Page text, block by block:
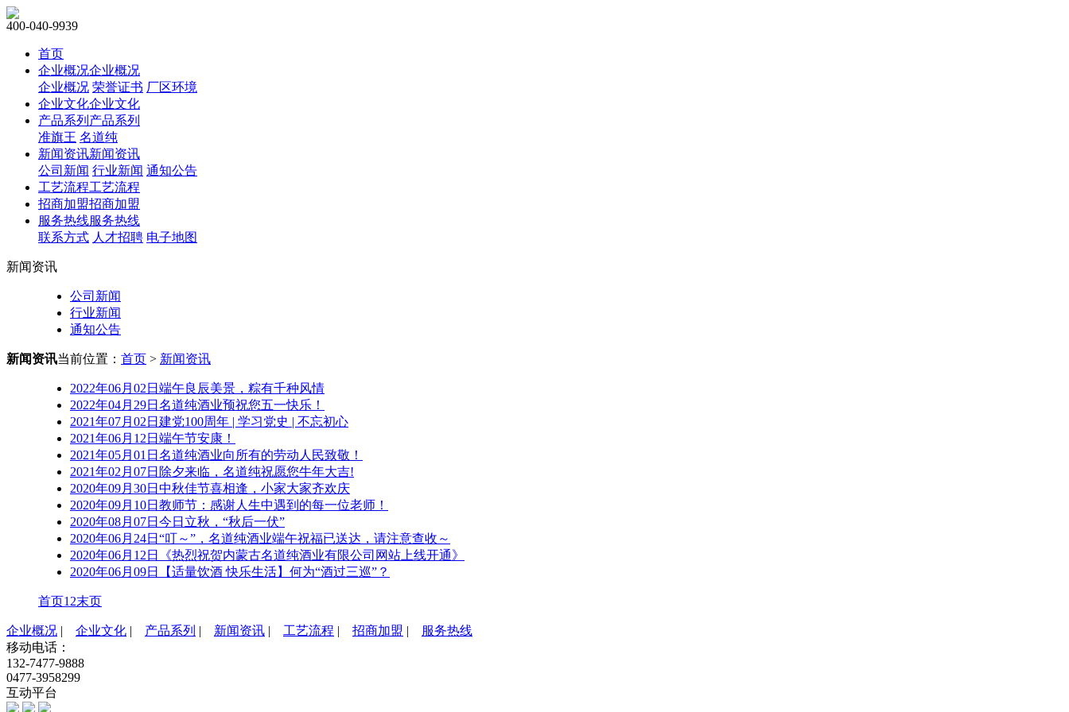
400-040-9939
首页
企业概况企业概况
企业概况 荣誉证书 厂区环境
企业文化企业文化
产品系列 产品系列
准旗王 名道纯
新闻资讯新闻资讯
公司新闻 行业新闻 通知公告
工艺流程工艺流程
招商加盟招商加盟
服务热线服务热线
联系方式 人才招聘 电子地图
新闻资讯
公司新闻
行业新闻
通知公告
新闻资讯当前位置： 首页 > 新闻资讯
2022年06月02日 端午良辰美景，粽有千种风情
2022年04月29日 名道纯酒业预祝您五一快乐！
2021年07月02日 建党100周年 | 学习党史 | 不忘初心
2021年06月12日 端午节安康！
2021年05月01日 名道纯酒业向所有的劳动人民致敬！
2021年02月07日 除夕来临，名道纯祝愿您牛年大吉!
2020年09月30日 中秋佳节喜相逢，小家大家齐欢庆
2020年09月10日 教师节：感谢人生中遇到的每一位老师！
2020年08月07日 今日立秋，“秋后一伏”
2020年06月24日 “叮～”，名道纯酒业端午祝福已送达，请注意查收～
2020年06月12日
《热烈祝贺内蒙古名道纯酒业有限公司网站上线开通》
2020年06月09日
【适量饮酒 快乐生活】何为“酒过三巡”？
首页1 2末页
企业概况 | 企业文化 | 产品系列 | 新闻资讯 | 工艺流程 | 招商加盟 |
服务热线
移动电话：
132-7477-9888
0477-3958299
互动平台